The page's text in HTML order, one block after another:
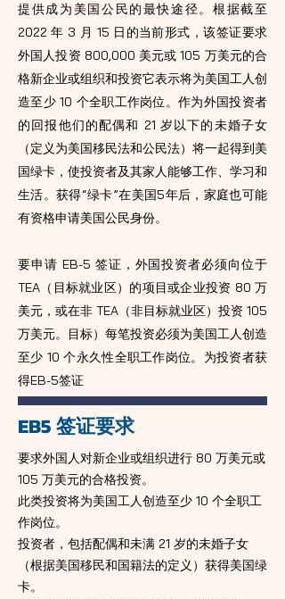
提供成为美国公民的最快途径。根据截至
2022 年 3 月 15 日的当前形式，该签证要求
外国人投资 800,000 美元或 105 万美元的合
格新企业或组织和投资它表示将为美国工人创
造至少 10 个全职工作岗位。作为外国投资者
的回报他们的配偶和 21 岁以下的未婚子女
（定义为美国移民法和公民法）将一起得到美
国绿卡，使投资者及其家人能够工作、学习和
生活。获得“绿卡”在美国5年后，家庭也可能
有资格申请美国公民身份。
要申请 EB-5 签证，外国投资者必须向位于
TEA（目标就业区）的项目或企业投资 80 万
美元，或在非 TEA（非目标就业区）投资 105
万美元。目标）每笔投资必须为美国工人创造
至少 10 个永久性全职工作岗位。为投资者获
得EB-5签证
EB5 签证要求
要求外国人对新企业或组织进行 80 万美元或
105 万美元的合格投资。
此类投资将为美国工人创造至少 10 个全职工
作岗位。
投资者，包括配偶和未满 21 岁的未婚子女
（根据美国移民和国籍法的定义）获得美国绿
卡。